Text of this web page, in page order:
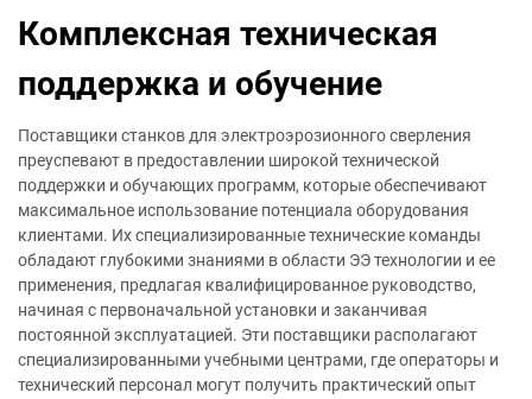
Комплексная техническая
поддержка и обучение
Поставщики станков для электроэрозионного сверления
преуспевают в предоставлении широкой технической
поддержки и обучающих программ, которые обеспечивают
максимальное использование потенциала оборудования
клиентами. Их специализированные технические команды
обладают глубокими знаниями в области ЭЭ технологии и ее
применения, предлагая квалифицированное руководство,
начиная с первоначальной установки и заканчивая
постоянной эксплуатацией. Эти поставщики располагают
специализированными учебными центрами, где операторы и
технический персонал могут получить практический опыт